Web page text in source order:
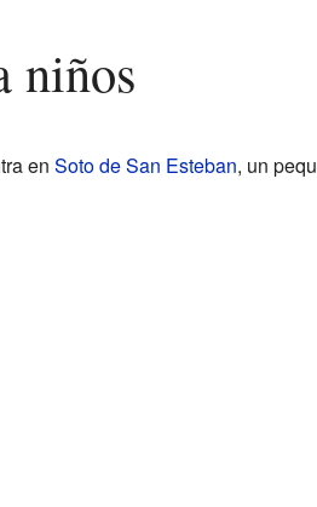
niños
en Soto de San Esteban, un